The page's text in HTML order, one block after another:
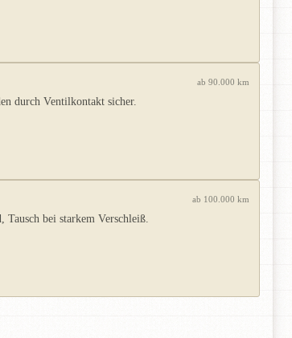
ab 90.000 km
durch Ventilkontakt sicher.
ab 100.000 km
bei starkem Verschleiß.